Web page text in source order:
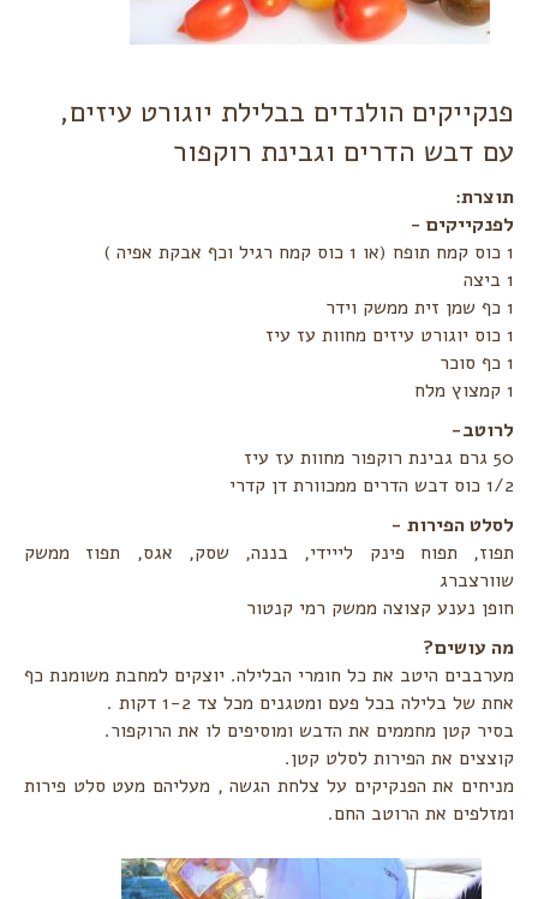
פנקייקים הולנדים בבלילת יוגורט עיזים,
עם דבש הדרים וגבינת רוקפור
תוצרת:‏
לפנקייקים - ‏
לרוטב-‏
לסלט הפירות - ‏
תפוז, תפוח פינק לייידי, בננה, שסק, אגס, תפוז ממשק
שוורצברג
חופן נענע קצוצה ממשק רמי קנטור
מה עושים?‏
מערבבים היטב את כל חומרי הבלילה. יוצקים למחבת משומנת כף
אחת של בלילה בכל פעם ומטגנים מכל צד 1-2 דקות ‏‏.‏
בסיר קטן מחממים את הדבש ומוסיפים לו את הרוקפור.‏
קוצצים את הפירות לסלט קטן.‏
מניחים את הפנקיקים על צלחת הגשה , מעליהם מעט סלט פירות
ומזלפים את הרוטב החם. ‏